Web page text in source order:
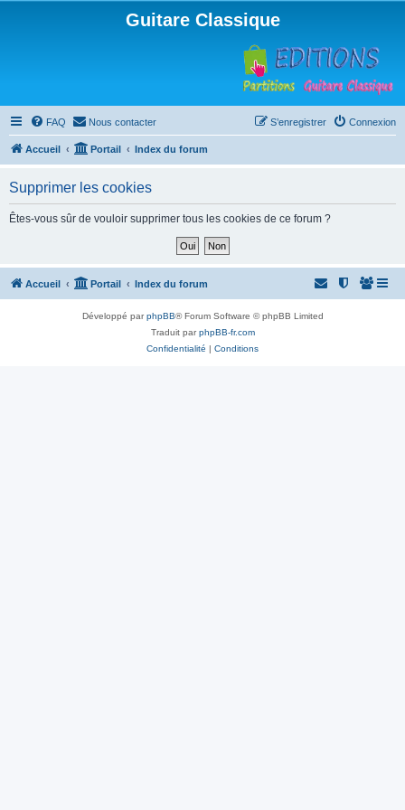
Guitare Classique
FAQ Nous contacter Connexion
S’enregistrer
Accueil Portail Index du forum
Supprimer les cookies
Êtes-vous sûr de vouloir supprimer tous les cookies de ce forum ?
Accueil Portail Index du forum
Développé parphpBB® Forum Software © phpBB Limited
Traduit parphpBB-fr.com
Confidentialité | Conditions